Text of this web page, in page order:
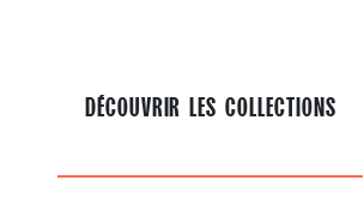
DÉCOUVRIR LES COLLECTIONS